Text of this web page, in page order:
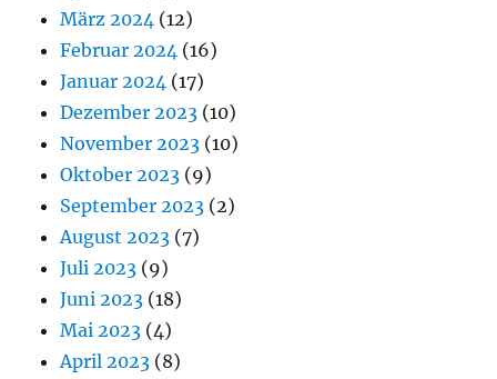
März 2024 (12)
Februar 2024 (16)
Januar 2024 (17)
Dezember 2023 (10)
November 2023 (10)
Oktober 2023 (9)
September 2023 (2)
August 2023 (7)
Juli 2023 (9)
Juni 2023 (18)
Mai 2023 (4)
April 2023 (8)